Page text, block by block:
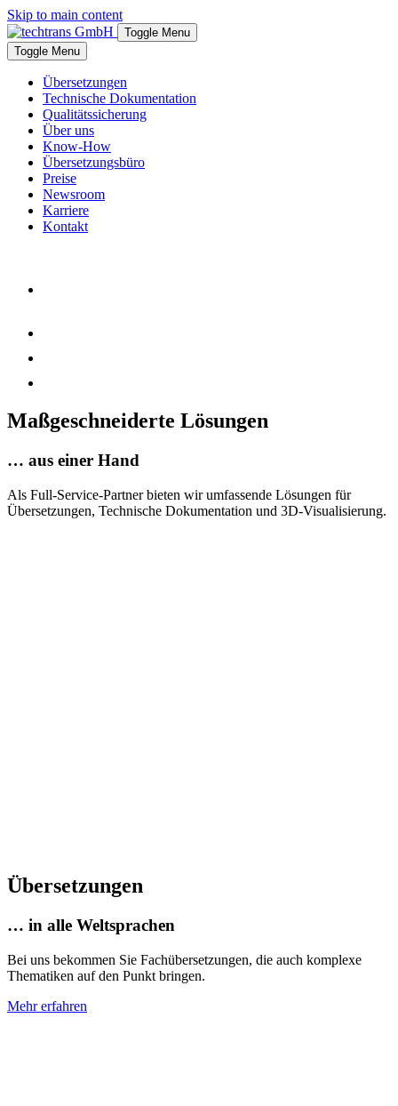
Skip to main content
Toggle Menu
Toggle Menu
Überset­zungen
Technische Dokumen­tation
Qualitäts­sicherung
Über uns
Know-How
Übersetzungs­büro
Preise
Newsroom
Karriere
Kontakt
Maßgeschneiderte Lösungen
… aus einer Hand
Als Full-Service-Partner bieten wir umfassende Lösungen für
Übersetzungen, Technische Dokumentation und 3D‑Visualisierung.
Übersetzungen
… in alle Weltsprachen
Bei uns bekommen Sie Fachübersetzungen, die auch komplexe
Thematiken auf den Punkt bringen.
Mehr erfahren